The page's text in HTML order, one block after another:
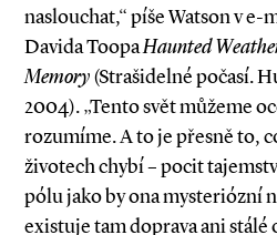
naslouchat,“ píše Watson v
Davida ToopaHaunted
Memory(Strašidelné počasí.
2004). „Tento svět můžeme
rozumíme. A to je přesně to,
životech chybí – pocit
pólu jako by ona mysteriózní
existuje tam doprava ani